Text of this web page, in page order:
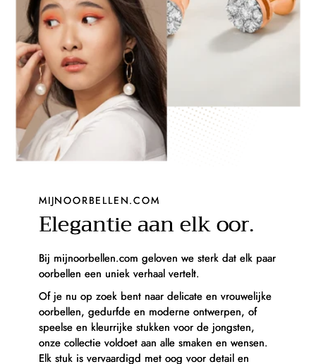
MIJNOORBELLEN.COM
Elegantie aan elk oor.
Bij mijnoorbellen.com geloven we sterk dat elk paar
oorbellen een uniek verhaal vertelt.
Of je nu op zoek bent naar delicate en vrouwelijke
oorbellen, gedurfde en moderne ontwerpen, of
speelse en kleurrijke stukken voor de jongsten,
onze collectie voldoet aan alle smaken en wensen.
Elk stuk is vervaardigd met oog voor detail en